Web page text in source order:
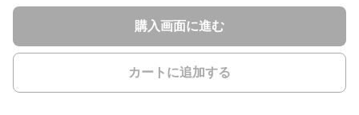
購入画面に進む
カートに追加する